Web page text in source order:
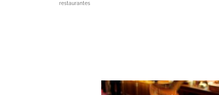
restaurantes